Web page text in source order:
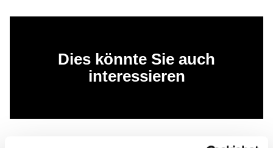
Dies könnte Sie auch
interessieren